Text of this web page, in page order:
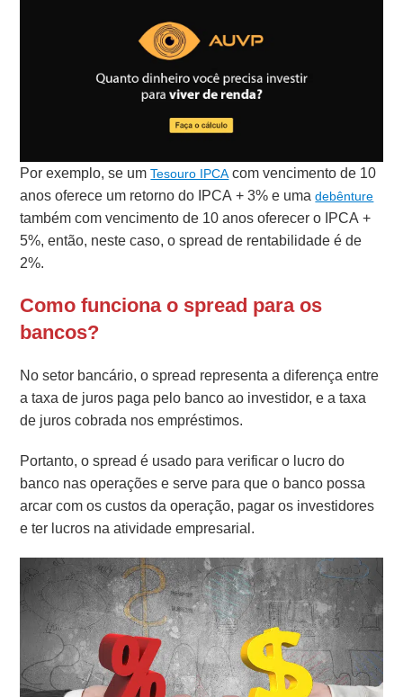
Por exemplo, se umTesouro IPCAcom vencimento de 10
anos oferece um retorno do IPCA + 3% e umadebênture
também com vencimento de 10 anos oferecer o IPCA +
5%, então, neste caso, o spread de rentabilidade é de
2%.
Como funciona o spread para os
bancos?
No setor bancário, o spread representa a diferença entre
a taxa de juros paga pelo banco ao investidor, e a taxa
de juros cobrada nos empréstimos.
Portanto, o spread é usado para verificar o lucro do
banco nas operações e serve para que o banco possa
arcar com os custos da operação, pagar os investidores
e ter lucros na atividade empresarial.